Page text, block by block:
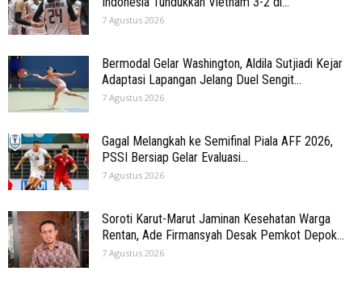
7 Agustus 2026
Bermodal Gelar Washington, Aldila Sutjiadi Kejar
Adaptasi Lapangan Jelang Duel Sengit...
7 Agustus 2026
Gagal Melangkah ke Semifinal Piala AFF 2026,
PSSI Bersiap Gelar Evaluasi...
7 Agustus 2026
Soroti Karut-Marut Jaminan Kesehatan Warga
Rentan, Ade Firmansyah Desak Pemkot Depok...
7 Agustus 2026